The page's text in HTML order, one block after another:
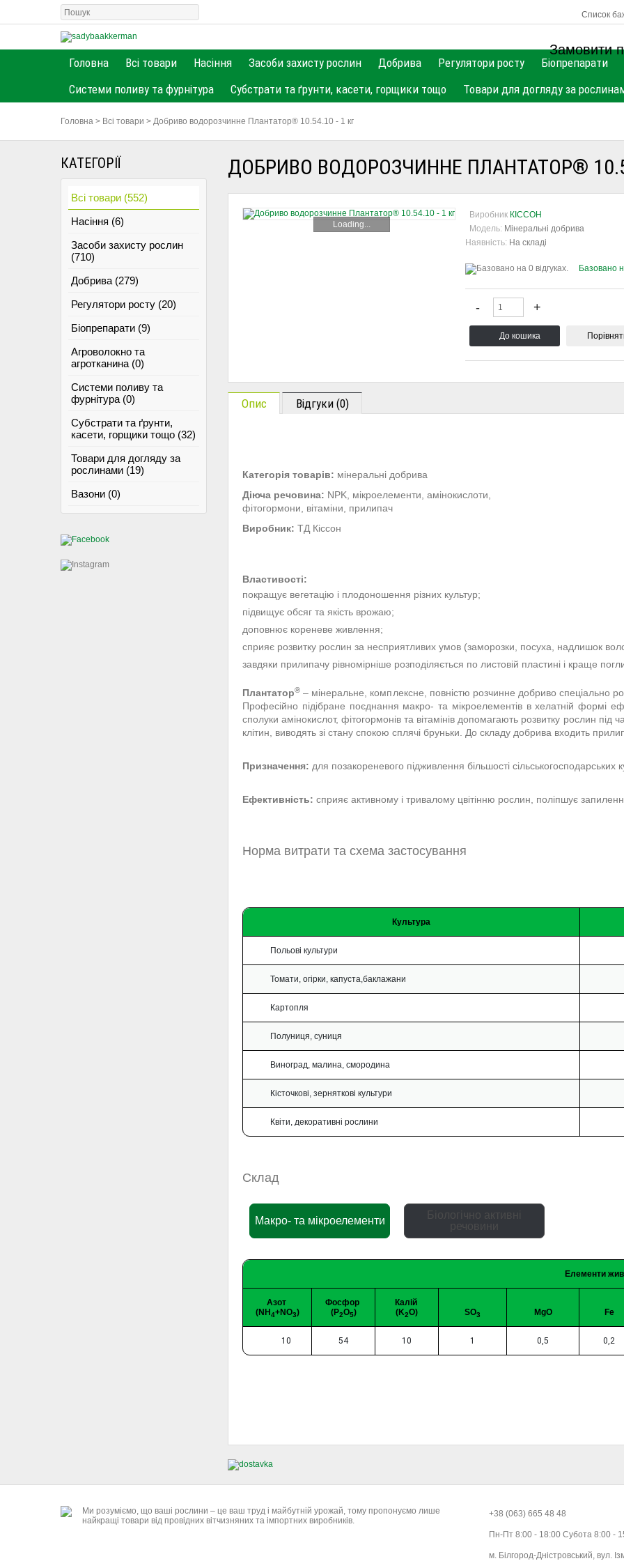
Список
Замовити
Головна Всі товари Насіння Засоби захисту рослин Добрива Регулятори росту Біопрепарати
Системи поливу та фурнітура
Субстрати та ґрунти, касети, горщики тощо Товари для догляду за
Головна > Всі товари > Добриво водорозчинне Плантатор® 10.54.10 - 1 кг
КАТЕГОРІЇ
Всі товари (552)
Насіння (6)
Засоби захисту рослин
(710)
Добрива (279)
Регулятори росту (20)
Біопрепарати (9)
Агроволокно та
агротканина (0)
Системи поливу та
фурнітура (0)
Субстрати та ґрунти,
касети, горщики тощо (32)
Товари для догляду за
рослинами (19)
Вазони (0)
ДОБРИВО ВОДОРОЗЧИННЕ ПЛАНТАТОР®
Loading...
Виробник КІССОН
Модель: Мінеральні добрива
Наявність: На складі
Базовано
Опис Відгуки (0)
Категорія товарів: мінеральні добрива
Діюча речовина: NPK, мікроелементи, амінокислоти,
фітогормони, вітаміни, прилипач
Виробник: ТД Кіссон
Властивості:
покращує вегетацію і плодоношення різних культур;
підвищує обсяг та якість врожаю;
доповнює кореневе живлення;
сприяє розвитку рослин за несприятливих умов (заморозки, посуха, надлишок
завдяки прилипачу рівномірніше розподіляється по листовій пластині і краще
Плантатор® – мінеральне, комплексне, повністю розчинне добриво спеціально
Професійно підібране поєднання макро- та мікроелементів в хелатній формі
сполуки амінокислот, фітогормонів та вітамінів допомагають розвитку рослин
клітин, виводять зі стану спокою сплячі бруньки. До складу добрива входить
Призначення: для позакореневого підживлення більшості сільськогосподарських
Ефективність: сприяє активному і тривалому цвітінню рослин, поліпшує
Норма витрати та схема застосування
Культура
Польові культури
Томати, огірки, капуста,баклажани
Картопля
Полуниця, суниця
Виноград, малина, смородина
Кісточкові, зерняткові культури
Квіти, декоративні рослини
Склад
Макро- та мікроелементи
Біологічно активні
речовини
Елементи
Азот
(NH 4+NO3)
Фосфор
(P2O5)
Калій
(K2O) SO3 MgO Fe
10 54 10 1 0,5 0,2
Ми розуміємо, що ваші рослини – це ваш труд і майбутній урожай, тому пропонуємо лише
найкращі товари від провідних вітчизняних та імпортних виробників.
+38 (063) 665 48 48
Пн-Пт 8:00 - 18:00 Субота 8:00 -
м. Білгород-Дністровський, вул.